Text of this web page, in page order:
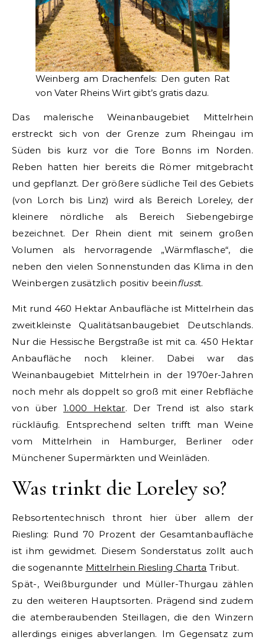
Weinberg am Drachenfels: Den guten Rat
von Vater Rheins Wirt gibt’s gratis dazu.
Das malerische Weinanbaugebiet Mittelrhein
erstreckt sich von der Grenze zum Rheingau im
Süden bis kurz vor die Tore Bonns im Norden.
Reben hatten hier bereits die Römer mitgebracht
und gepflanzt. Der größere südliche Teil des Gebiets
(von Lorch bis Linz) wird als Bereich Loreley, der
kleinere nördliche als Bereich Siebengebirge
bezeichnet. Der Rhein dient mit seinem großen
Volumen als hervorragende „Wärmflasche“, die
neben den vielen Sonnenstunden das Klima in den
Weinbergen zusätzlich positiv beeinflusst.
Mit rund 460 Hektar Anbaufläche ist Mittelrhein das
zweitkleinste Qualitätsanbaugebiet Deutschlands.
Nur die Hessische Bergstraße ist mit ca. 450 Hektar
Anbaufläche noch kleiner. Dabei war das
Weinanbaugebiet Mittelrhein in der 1970er-Jahren
noch mehr als doppelt so groß mit einer Rebfläche
von über 1.000 Hektar. Der Trend ist also stark
rückläufig. Entsprechend selten trifft man Weine
vom Mittelrhein in Hamburger, Berliner oder
Münchener Supermärkten und Weinläden.
Was trinkt die Loreley so?
Rebsortentechnisch thront hier über allem der
Riesling: Rund 70 Prozent der Gesamtanbaufläche
ist ihm gewidmet. Diesem Sonderstatus zollt auch
die sogenannte Mittelrhein Riesling Charta Tribut.
Spät-, Weißburgunder und Müller-Thurgau zählen
zu den weiteren Hauptsorten. Prägend sind zudem
die atemberaubenden Steillagen, die den Winzern
allerdings einiges abverlangen. Im Gegensatz zum